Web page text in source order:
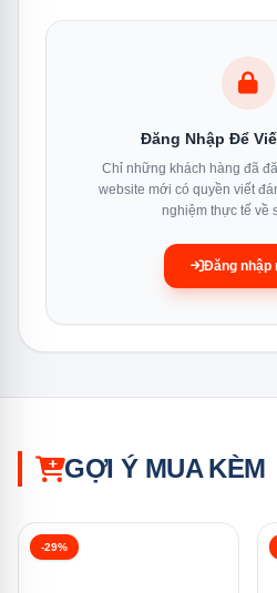
1 chiều —
Công suất 1 HP —
Dưới 15m²
Công nghệ Hybrid
điện
CSPF 5,32 —
Đăng Nhập Để
Chỉ những khách hàng đã
website mới có quyền viết
nghiệm thực tế về
Đăng nhập
GỢI Ý MUA KÈM
-29%